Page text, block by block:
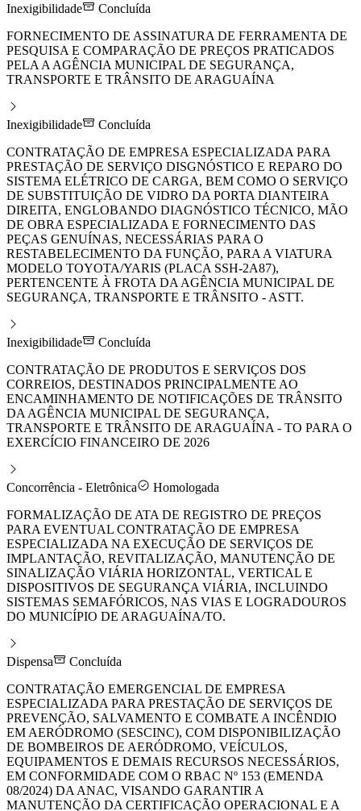
Inexigibilidade
Concluída
FORNECIMENTO DE ASSINATURA DE FERRAMENTA DE
PESQUISA E COMPARAÇÃO DE PREÇOS PRATICADOS
PELA A AGÊNCIA MUNICIPAL DE SEGURANÇA,
TRANSPORTE E TRÂNSITO DE ARAGUAÍNA
Inexigibilidade
Concluída
CONTRATAÇÃO DE EMPRESA ESPECIALIZADA PARA
PRESTAÇÃO DE SERVIÇO DISGNÓSTICO E REPARO DO
SISTEMA ELÉTRICO DE CARGA, BEM COMO O SERVIÇO
DE SUBSTITUIÇÃO DE VIDRO DA PORTA DIANTEIRA
DIREITA, ENGLOBANDO DIAGNÓSTICO TÉCNICO, MÃO
DE OBRA ESPECIALIZADA E FORNECIMENTO DAS
PEÇAS GENUÍNAS, NECESSÁRIAS PARA O
RESTABELECIMENTO DA FUNÇÃO, PARA A VIATURA
MODELO TOYOTA/YARIS (PLACA SSH-2A87),
PERTENCENTE À FROTA DA AGÊNCIA MUNICIPAL DE
SEGURANÇA, TRANSPORTE E TRÂNSITO - ASTT.
Inexigibilidade
Concluída
CONTRATAÇÃO DE PRODUTOS E SERVIÇOS DOS
CORREIOS, DESTINADOS PRINCIPALMENTE AO
ENCAMINHAMENTO DE NOTIFICAÇÕES DE TRÂNSITO
DA AGÊNCIA MUNICIPAL DE SEGURANÇA,
TRANSPORTE E TRÂNSITO DE ARAGUAÍNA - TO PARA O
EXERCÍCIO FINANCEIRO DE 2026
Concorrência - Eletrônica
Homologada
FORMALIZAÇÃO DE ATA DE REGISTRO DE PREÇOS
PARA EVENTUAL CONTRATAÇÃO DE EMPRESA
ESPECIALIZADA NA EXECUÇÃO DE SERVIÇOS DE
IMPLANTAÇÃO, REVITALIZAÇÃO, MANUTENÇÃO DE
SINALIZAÇÃO VIÁRIA HORIZONTAL, VERTICAL E
DISPOSITIVOS DE SEGURANÇA VIÁRIA, INCLUINDO
SISTEMAS SEMAFÓRICOS, NAS VIAS E LOGRADOUROS
DO MUNICÍPIO DE ARAGUAÍNA/TO.
Dispensa
Concluída
CONTRATAÇÃO EMERGENCIAL DE EMPRESA
ESPECIALIZADA PARA PRESTAÇÃO DE SERVIÇOS DE
PREVENÇÃO, SALVAMENTO E COMBATE A INCÊNDIO
EM AERÓDROMO (SESCINC), COM DISPONIBILIZAÇÃO
DE BOMBEIROS DE AERÓDROMO, VEÍCULOS,
EQUIPAMENTOS E DEMAIS RECURSOS NECESSÁRIOS,
EM CONFORMIDADE COM O RBAC Nº 153 (EMENDA
08/2024) DA ANAC, VISANDO GARANTIR A
MANUTENÇÃO DA CERTIFICAÇÃO OPERACIONAL E A